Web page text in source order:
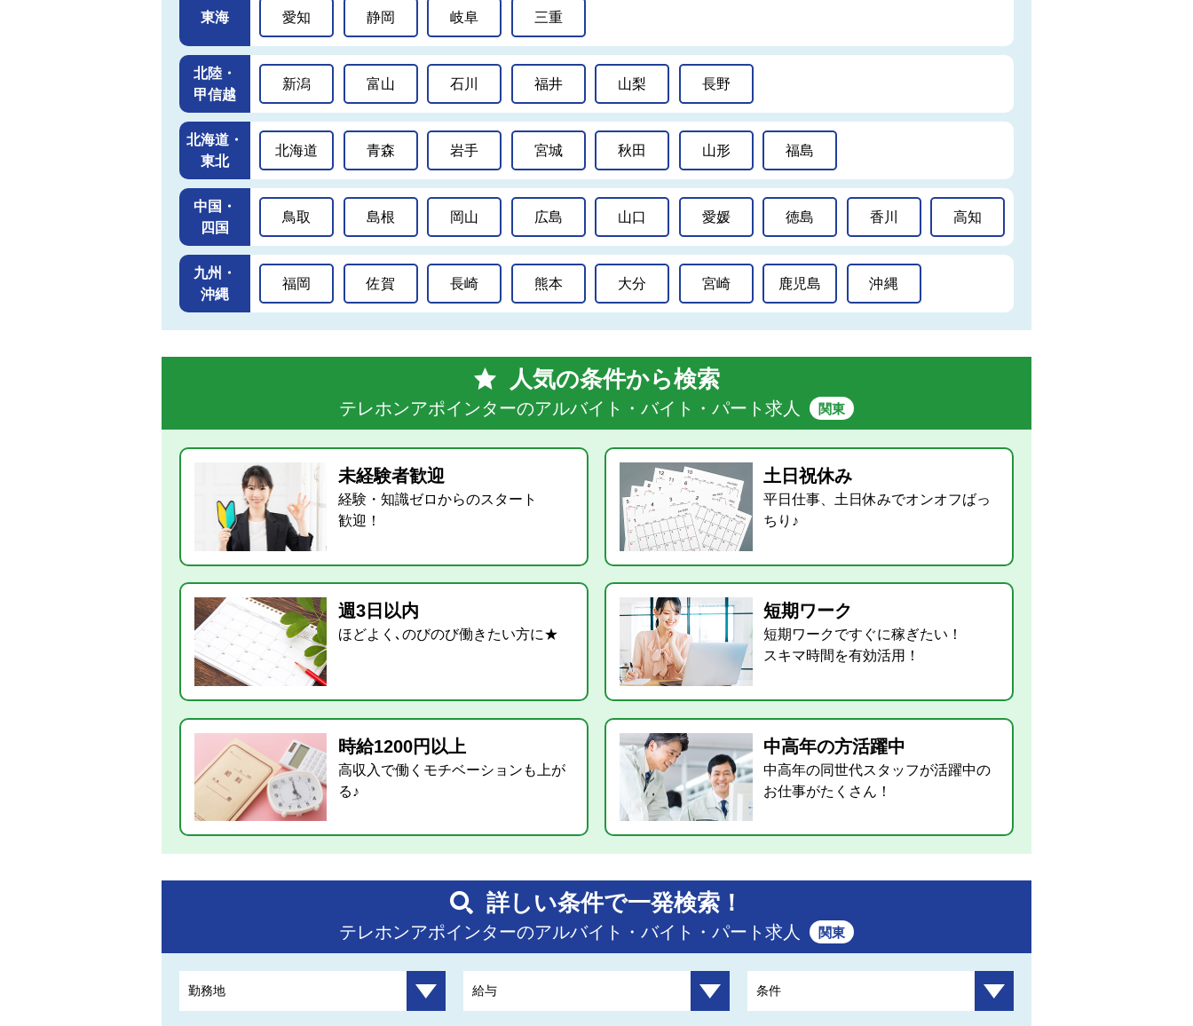
東海 愛知 静岡 岐阜 三重
北陸・
甲信越
新潟 富山 石川 福井 山梨 長野
北海道・
東北
北海道 青森 岩手 宮城 秋田 山形 福島
中国・
四国
鳥取 島根 岡山 広島 山口 愛媛 徳島 香川 高知
九州・
沖縄
福岡 佐賀 長崎 熊本 大分 宮崎 鹿児島 沖縄
人気の条件から検索
テレホンアポインターのアルバイト・バイト・パート求人 関東
未経験者歓迎
経験・知識ゼロからのスタート
歓迎！
土日祝休み
平日仕事、土日休みでオンオフばっ
ちり♪
週3日以内
ほどよく､のびのび働きたい方に★
短期ワーク
短期ワークですぐに稼ぎたい！
スキマ時間を有効活用！
時給1200円以上
高収入で働くモチベーションも上が
る♪
中高年の方活躍中
中高年の同世代スタッフが活躍中の
お仕事がたくさん！
詳しい条件で一発検索！
テレホンアポインターのアルバイト・バイト・パート求人 関東
勤務地 給与 条件